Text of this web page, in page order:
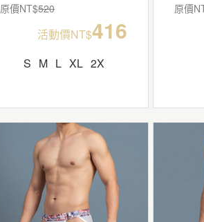
原價NT$520
活動價NT$416
S M L XL 2X
原價